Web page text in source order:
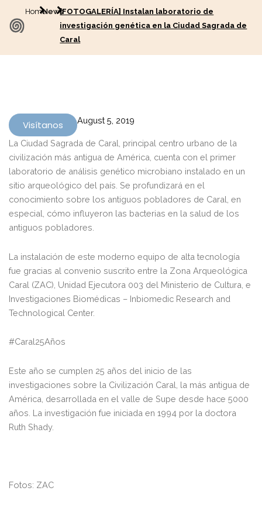
HomeNews[FOTOGALERÍA] Instalan laboratorio de
investigación genética en la Ciudad Sagrada de
Caral
Visítanos August 5, 2019
La Ciudad Sagrada de Caral, principal centro urbano de la
civilización más antigua de América, cuenta con el primer
laboratorio de análisis genético microbiano instalado en un
sitio arqueológico del país. Se profundizará en el
conocimiento sobre los antiguos pobladores de Caral, en
especial, cómo influyeron las bacterias en la salud de los
antiguos pobladores.
La instalación de este moderno equipo de alta tecnología
fue gracias al convenio suscrito entre la Zona Arqueológica
Caral (ZAC), Unidad Ejecutora 003 del Ministerio de Cultura, e
Investigaciones Biomédicas – Inbiomedic Research and
Technological Center.
#Caral25Años
Este año se cumplen 25 años del inicio de las
investigaciones sobre la Civilización Caral, la más antigua de
América, desarrollada en el valle de Supe desde hace 5000
años. La investigación fue iniciada en 1994 por la doctora
Ruth Shady.
Fotos: ZAC